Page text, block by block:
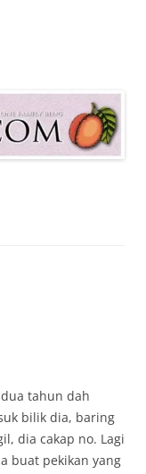
tahun dah
bilik dia, baring
dia cakap no. Lagi
buat pekikan yang